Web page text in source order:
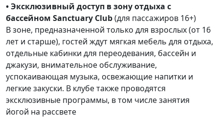
• Эксклюзивный доступ в зону отдыха с
бассейном Sanctuary Club(для пассажиров 16+)
В зоне, предназначенной только для взрослых (от 16
лет и старше), гостей ждут мягкая мебель для отдыха,
отдельные кабинки для переодевания, бассейн и
джакузи, внимательное обслуживание,
успокаивающая музыка, освежающие напитки и
легкие закуски. В клубе также проводятся
эксклюзивные программы, в том числе занятия
йогой на рассвете